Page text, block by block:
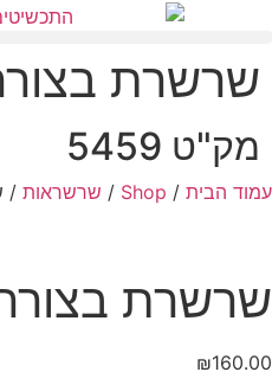
שרשרת
מק"ט 5459
עמוד הבית /
Shop
/ שרשראות /
שרשרת
₪160.00